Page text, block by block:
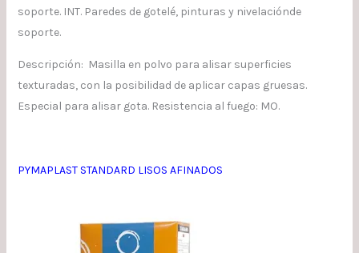
soporte. INT. Paredes de gotelé, pinturas y nivelaciónde
soporte.
Descripción: Masilla en polvo para alisar superficies
texturadas, con la posibilidad de aplicar capas gruesas.
Especial para alisar gota. Resistencia al fuego: MO.
PYMAPLAST STANDARD LISOS AFINADOS